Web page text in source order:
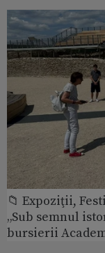
📁 Expoziţii,
„Sub semnul
bursierii